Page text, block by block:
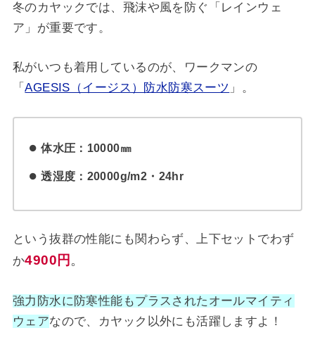
冬のカヤックでは、飛沫や風を防ぐ「レインウェ
ア」が重要です。
私がいつも着用しているのが、ワークマンの
「AGESIS（イージス）防水防寒スーツ 」。
体水圧：10000㎜
透湿度：20000g/m2・24hr
という抜群の性能にも関わらず、上下セットでわず
か4900円 。
強力防水に防寒性能もプラスされたオールマイティ
ウェアなので、カヤック以外にも活躍しますよ！